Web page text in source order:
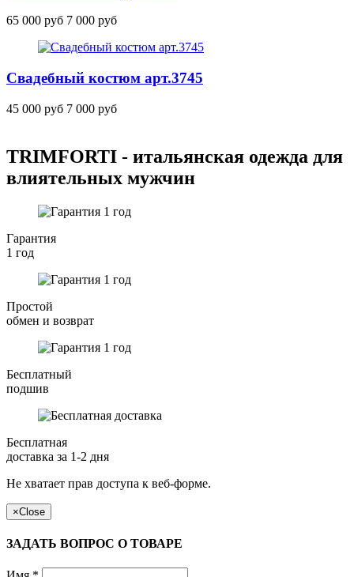
65 000 руб 7 000 руб
Свадебный костюм арт.3745
45 000 руб 7 000 руб
TRIMFORTI - итальянская одежда для
влиятельных мужчин
Гарантия
1 год
Простой
обмен и возврат
Бесплатный
подшив
Бесплатная
доставка за 1-2 дня
Не хватает прав доступа к веб-форме.
×Close
ЗАДАТЬ ВОПРОС О ТОВАРЕ